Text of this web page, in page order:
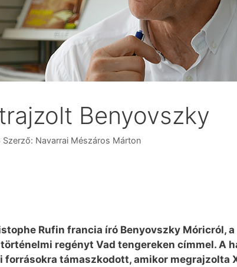
Benyovszky
Szerző: Navarrai Mészáros Márton
Rufin francia író Benyovszky Móricról,
regényt Vad tengereken címmel. A
forrásokra támaszkodott, amikor megrajzolta